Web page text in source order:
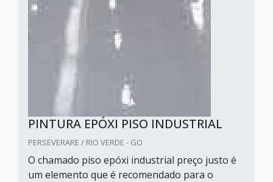
PINTURA EPÓXI PISO INDUSTRIAL
PERSEVERARE / RIO VERDE - GO
O chamado piso epóxi industrial preço justo é
um elemento que é recomendado para o